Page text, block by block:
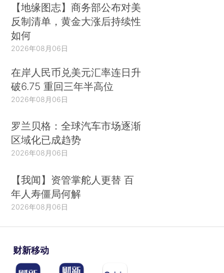
【地缘图志】商务部公布对美
反制清单，黄金大涨后持续性
如何
2026年08月06日
在岸人民币兑美元汇率连日升
破6.75 重回三年半高位
2026年08月06日
罗兰贝格：全球汽车市场逐渐
区域化已成趋势
2026年08月06日
【我闻】资管掌舵人更替 百
年人寿僵局何解
2026年08月06日
财新移动